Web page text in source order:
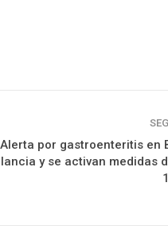
Alerta por gastroenteritis en
y se activan medidas